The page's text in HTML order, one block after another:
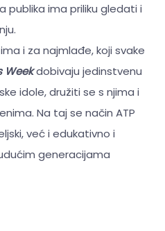
publika ima priliku gledati i
i za najmlađe, koji svake
Weekdobivaju jedinstvenu
idole, družiti se s njima i
Na taj se način ATP
već i edukativno i
generacijama